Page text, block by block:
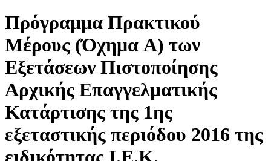
Πρόγραμμα Πρακτικού
Μέρους (Όχημα A) των
Εξετάσεων Πιστοποίησης
Αρχικής Επαγγελματικής
Κατάρτισης της 1ης
εξεταστικής περιόδου 2016 της